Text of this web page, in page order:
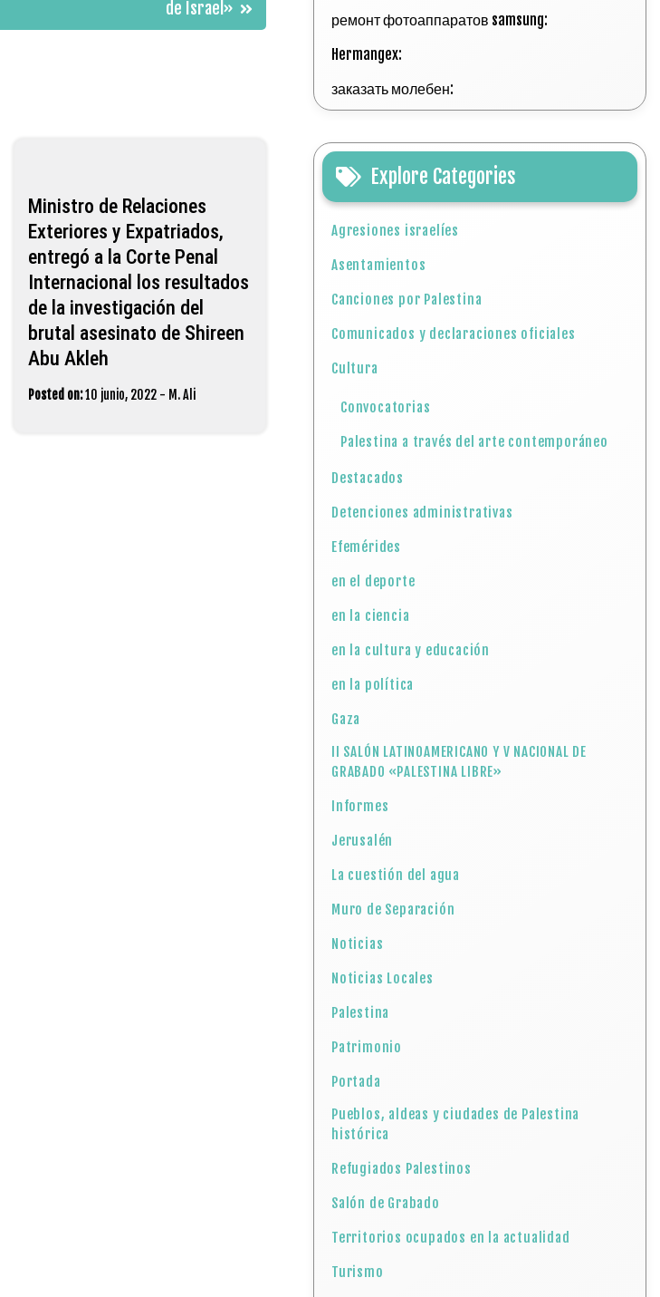
de Israel»
Ministro de Relaciones
Exteriores y Expatriados,
entregó a la Corte Penal
Internacional los resultados
de la investigación del
brutal asesinato de Shireen
Abu Akleh
Posted on:10 junio, 2022- M. Ali
ремонт фотоаппаратов samsung:
Hermangex:
заказать молебен:
Explore Categories
Agresiones israelíes
Asentamientos
Canciones por Palestina
Comunicados y declaraciones oficiales
Cultura
Convocatorias
Palestina a través del arte contemporáneo
Destacados
Detenciones administrativas
Efemérides
en el deporte
en la ciencia
en la cultura y educación
en la política
Gaza
II SALÓN LATINOAMERICANO Y V NACIONAL DE
GRABADO «PALESTINA LIBRE»
Informes
Jerusalén
La cuestión del agua
Muro de Separación
Noticias
Noticias Locales
Palestina
Patrimonio
Portada
Pueblos, aldeas y ciudades de Palestina
histórica
Refugiados Palestinos
Salón de Grabado
Territorios ocupados en la actualidad
Turismo